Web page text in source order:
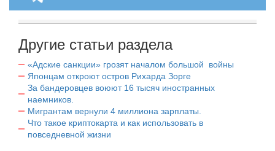
Другие статьи раздела
«Адские санкции» грозят началом большой войны
Японцам откроют остров Рихарда Зорге
За бандеровцев воюют 16 тысяч иностранных
наемников.
Мигрантам вернули 4 миллиона зарплаты.
Что такое криптокарта и как использовать в
повседневной жизни